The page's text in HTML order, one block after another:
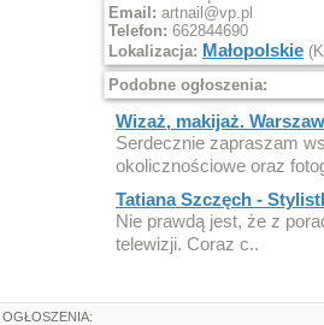
Email: artnail@vp.pl
Telefon: 662844690
Lokalizacja: Małopolskie
Podobne ogłoszenia:
Wizaż, makijaż.
Serdecznie zapraszam
okolicznościowe oraz
Tatiana Szczęch -
Nie prawdą jest, że z
telewizji. Coraz c..
OGŁOSZENIA: